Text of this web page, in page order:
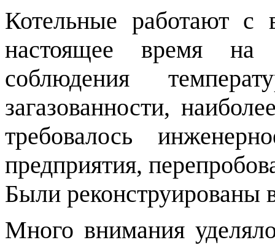
Котельные работают
настоящее время на
соблюдения
загазованности,
требовалось
предприятия,
Были реконструированы
Много внимания